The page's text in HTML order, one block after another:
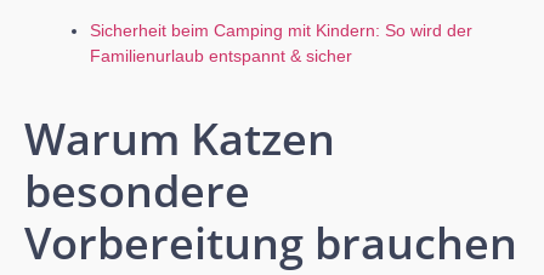
Sicherheit beim Camping mit Kindern: So wird der
Familienurlaub entspannt & sicher
Warum Katzen
besondere
Vorbereitung brauchen